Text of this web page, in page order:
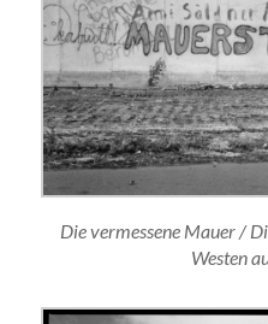
Die vermessene Mauer /
Westen